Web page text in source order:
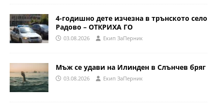
4-годишно дете изчезна в трънското село
Радово – ОТКРИХА ГО
03.08.2026 Eкип ЗаПерник
Мъж се удави на Илинден в Слънчев бряг
03.08.2026 Eкип ЗаПерник